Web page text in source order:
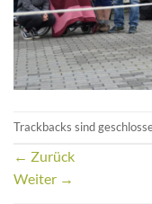
Trackbacks sind
← Zurück
Weiter →